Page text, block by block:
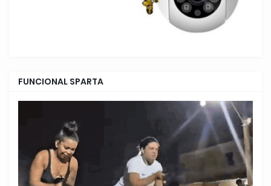
FUNCIONAL SPARTA